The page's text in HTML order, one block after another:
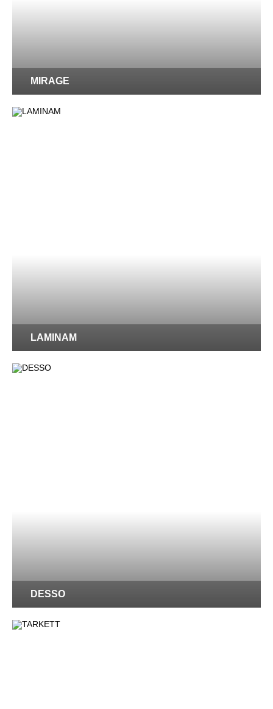
MIRAGE
LAMINAM
DESSO